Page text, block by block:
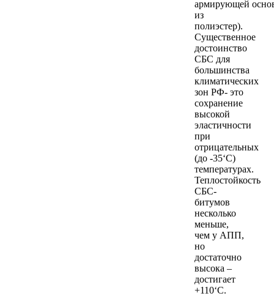
армирующей
из
полиэстер).
Существенное
достоинство
СБС для
большинства
климатических
зон РФ- это
сохранение
высокой
эластичности
при
отрицательных
(до -35‘С)
температурах.
Теплостойкость
СБС-
битумов
несколько
меньше,
чем у АПП,
но
достаточно
высока –
достигает
+110‘С.